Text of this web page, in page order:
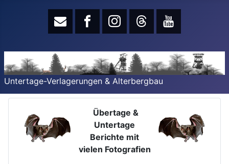
Untertage-Verlagerungen & Alterbergbau
Übertage &
Untertage
Berichte mit
vielen Fotografien